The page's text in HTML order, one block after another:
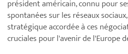
président américain, connu pour
spontanées sur les réseaux
stratégique accordée à ces
cruciales pour l'avenir de l'Europe